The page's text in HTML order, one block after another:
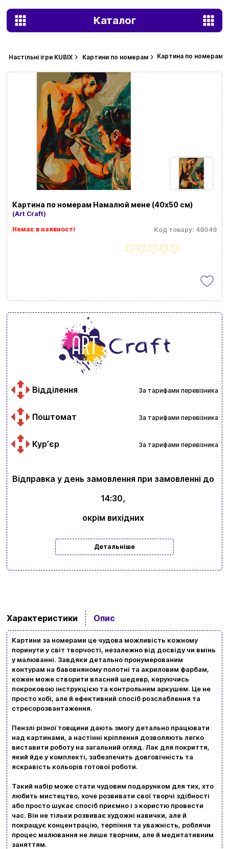
Каталог
Настільні ігри KUBIX Картини по номерам Картина по номерам
Картина по номерам Намалюй мене (40х50 см)
(Art Craft)
Код товару: 48049
Немає в наявності
Відділення За тарифами перевізника
Поштомат За тарифами перевізника
Курʼєр За тарифами перевізника
Відправка у день замовлення при замовленні до
14:30,
окрім вихідних
Детальніше
Характеристики Опис
Картини за номерами це чудова можливість кожному
поринути у світ творчості, незалежно від досвіду чи вмінь
у малюванні. Завдяки детально пронумерованим
контурам на бавовняному полотні та акриловим фарбам,
кожен може створити власний шедевр, керуючись
покроковою інструкцією та контрольним аркушем. Це не
просто хобі, але й ефективний спосіб розслаблення та
стресорозвантаження.
Пензлі різної товщини дають змогу детально працювати
над картинами, а настінні кріплення дозволяють легко
виставити роботу на загальний огляд. Лак для покриття,
який йде у комплекті, забезпечить довговічність та
яскравість кольорів готової роботи.
Такий набір може стати чудовим подарунком для тих, хто
любить мистецтво, хоче розвивати свої творчі здібності
або просто шукає спосіб приємно і з користю провести
час. Він не тільки розвиває художні навички, але й
покращує концентрацію, терпіння та уважність, роблячи
процес малювання не лише творчим, але й медитативним
заняттям.
Вхід Реєстрація
Бренди
Доставка та оплата
Новини та статті
Повернення та обмін товарів
Політика конфіденційності
Контакти
+380996393746
+380634324164
Ваш кошик зараз порожній
обовʼязково знайдете щось цікавеньке